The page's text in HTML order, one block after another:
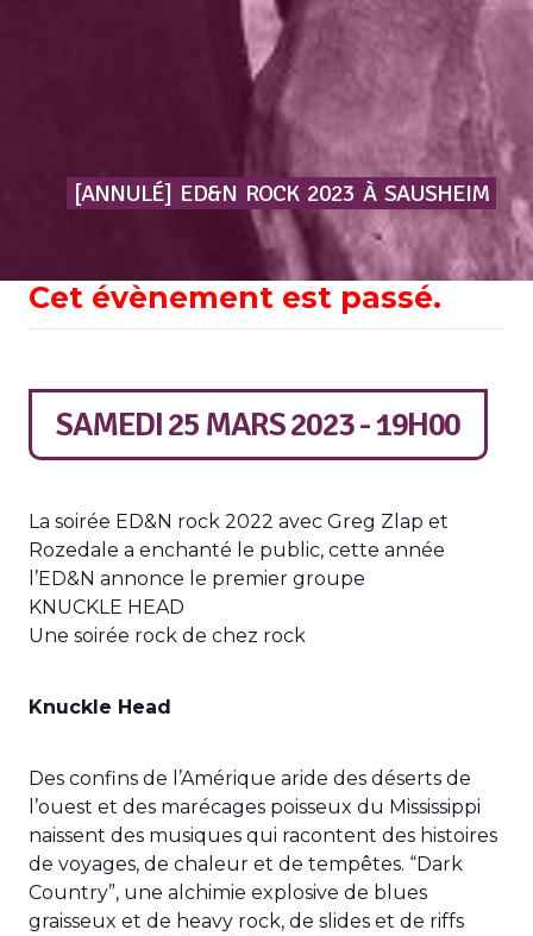
[ANNULÉ] ED&N ROCK 2023 À SAUSHEIM
Cet évènement est passé.
SAMEDI 25 MARS 2023 - 19H00
La soirée ED&N rock 2022 avec Greg Zlap et
Rozedale a enchanté le public, cette année
l’ED&N annonce le premier groupe
KNUCKLE HEAD
Une soirée rock de chez rock
Knuckle Head
Des confins de l’Amérique aride des déserts de
l’ouest et des marécages poisseux du Mississippi
naissent des musiques qui racontent des histoires
de voyages, de chaleur et de tempêtes. “Dark
Country”, une alchimie explosive de blues
graisseux et de heavy rock, de slides et de riffs